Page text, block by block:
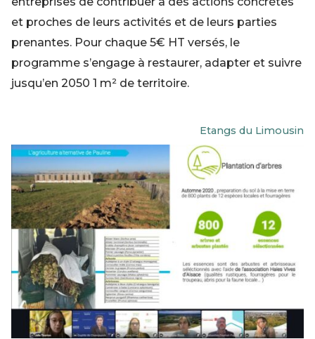
et proches de leurs activités et de leurs parties
prenantes. Pour chaque 5€ HT versés, le
programme s’engage à restaurer, adapter et suivre
jusqu’en 2050 1 m² de territoire.
Etangs du Limousin